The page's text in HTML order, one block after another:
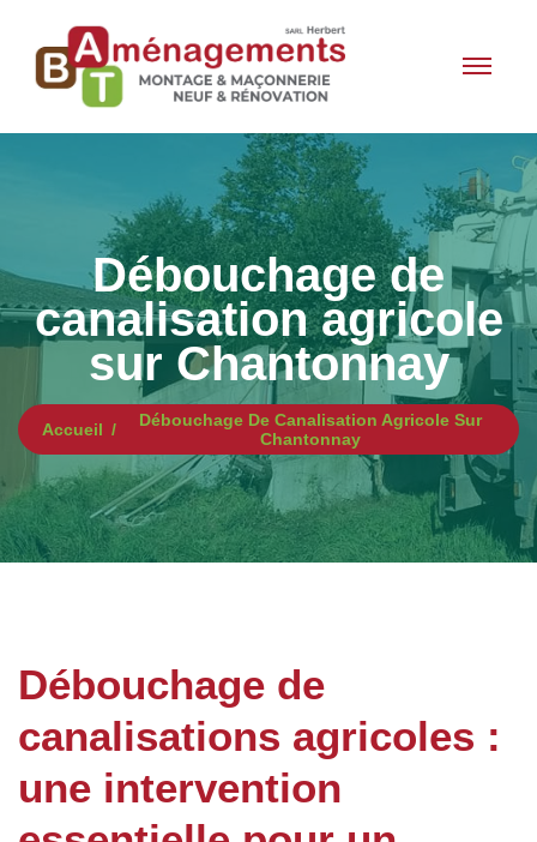
Débouchage de
canalisation agricole
sur Chantonnay
Accueil
Débouchage De Canalisation Agricole Sur
Chantonnay
Débouchage de
canalisations agricoles :
une intervention